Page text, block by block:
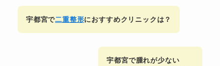
宇都宮で二重整形におすすめクリニックは？
宇都宮で腫れが少ない